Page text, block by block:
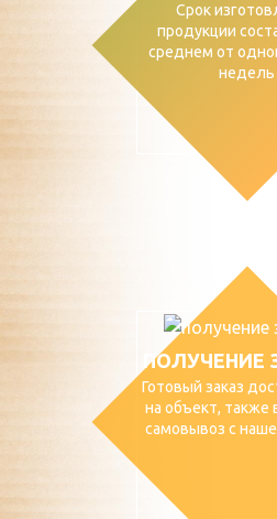
Срок
продукции
среднем от
недель
ПОЛУЧЕНИЕ
Готовый заказ
на объект, также
самовывоз с